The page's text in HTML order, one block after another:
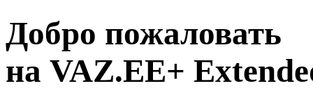
Добро пожаловать
на VAZ.EE+